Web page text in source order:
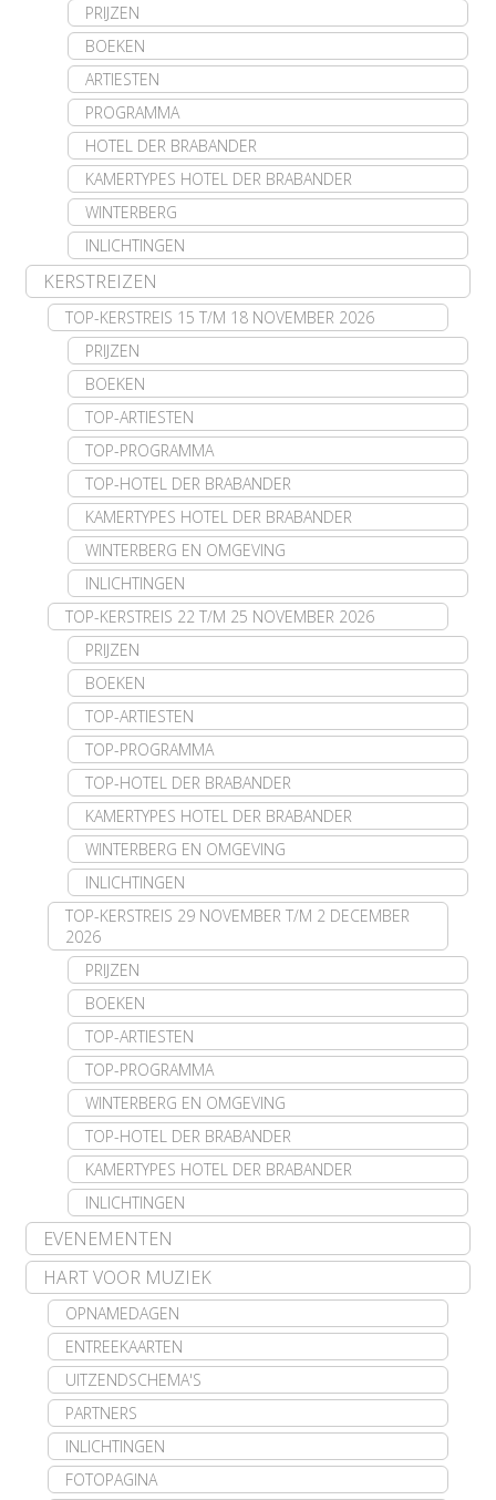
PRIJZEN
BOEKEN
ARTIESTEN
PROGRAMMA
HOTEL DER BRABANDER
KAMERTYPES HOTEL DER BRABANDER
WINTERBERG
INLICHTINGEN
KERSTREIZEN
TOP-KERSTREIS 15 T/M 18 NOVEMBER 2026
PRIJZEN
BOEKEN
TOP-ARTIESTEN
TOP-PROGRAMMA
TOP-HOTEL DER BRABANDER
KAMERTYPES HOTEL DER BRABANDER
WINTERBERG EN OMGEVING
INLICHTINGEN
TOP-KERSTREIS 22 T/M 25 NOVEMBER 2026
PRIJZEN
BOEKEN
TOP-ARTIESTEN
TOP-PROGRAMMA
TOP-HOTEL DER BRABANDER
KAMERTYPES HOTEL DER BRABANDER
WINTERBERG EN OMGEVING
INLICHTINGEN
TOP-KERSTREIS 29 NOVEMBER T/M 2 DECEMBER
2026
PRIJZEN
BOEKEN
TOP-ARTIESTEN
TOP-PROGRAMMA
WINTERBERG EN OMGEVING
TOP-HOTEL DER BRABANDER
KAMERTYPES HOTEL DER BRABANDER
INLICHTINGEN
EVENEMENTEN
HART VOOR MUZIEK
OPNAMEDAGEN
ENTREEKAARTEN
UITZENDSCHEMA'S
PARTNERS
INLICHTINGEN
FOTOPAGINA